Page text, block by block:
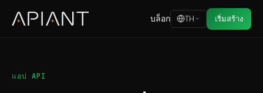
บล็อก TH เริ่มสร้าง
แอป API